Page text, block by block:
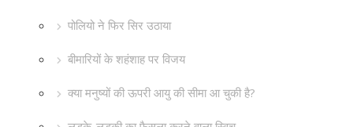
पोलियो ने फिर सिर उठाया
बीमारियों के शहंशाह पर विजय
क्या मनुष्यों की ऊपरी आयु की सीमा आ चुकी है?